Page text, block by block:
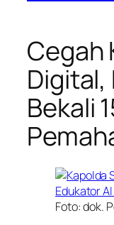
Cegah
Digital,
Bekali
Foto: dok.